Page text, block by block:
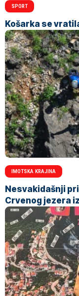
SPORT
Košarka se
IMOTSKA KRAJINA
Nesvakidašnji
Crvenog jezera